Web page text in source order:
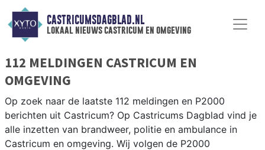
CASTRICUMSDAGBLAD.NL
lokaal nieuws castricum en omgeving
112 MELDINGEN CASTRICUM EN
OMGEVING
Op zoek naar de laatste 112 meldingen en P2000
berichten uit Castricum? Op Castricums Dagblad vind je
alle inzetten van brandweer, politie en ambulance in
Castricum en omgeving. Wij volgen de P2000